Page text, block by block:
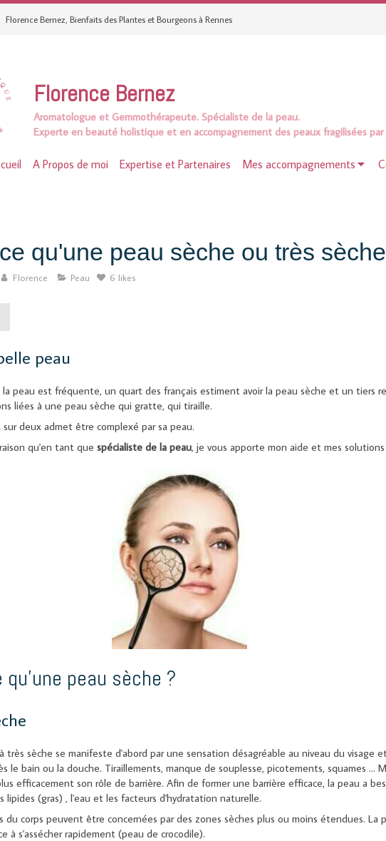
Florence Bernez, Bienfaits des Plantes et Bourgeons à Rennes
Florence Bernez
Aromatologue et Gemmothérapeute.Spécialiste de la peau.
Experte en beauté holistique et en accompagnement des peaux fragilisées
A Propos de moi Expertise et Partenaires Mes accompagnements
qu'une peau sèche ou très
Florence Peau 6 likes
peau
la peau est fréquente, un quart des français estiment avoir la peau sèche et un tiers
liées à une peau sèche qui gratte, qui tiraille.
sur deux admet être complexé par sa peau.
qu'en tant que spécialiste de la peau, je vous apporte mon aide et mes
qu'une peau sèche ?
très sèche se manifeste d'abord par une sensation désagréable au niveau du visage
le bain ou la douche. Tiraillements, manque de souplesse, picotements, squames ...
efficacement son rôle de barrière. Afin de former une barrière efficace, la peau a
lipides (gras) , l'eau et les facteurs d'hydratation naturelle.
du corps peuvent être concernées par des zones sèches plus ou moins étendues. La
à s'assécher rapidement (peau de crocodile).